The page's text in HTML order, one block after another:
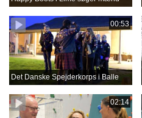
00:53
Det Danske Spejderkorps i Balle
02:14